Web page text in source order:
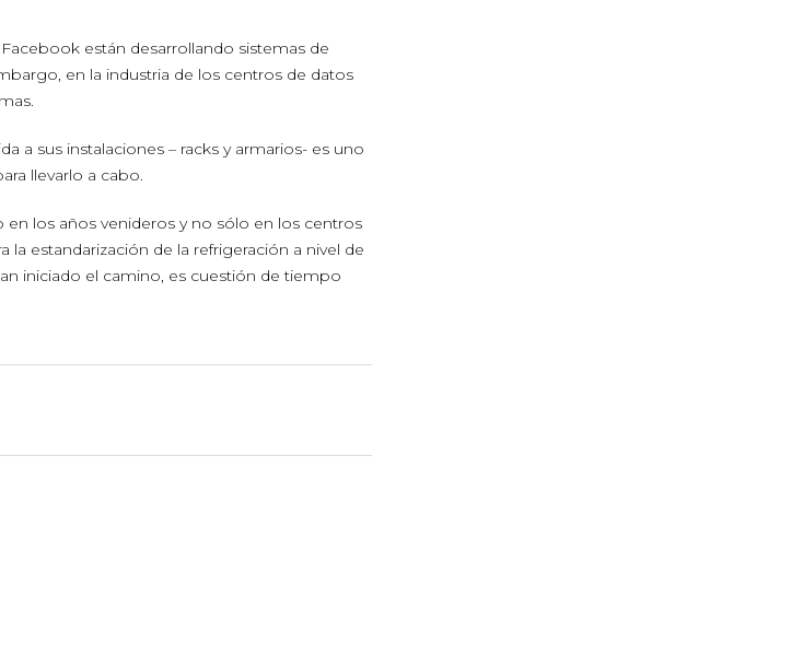
están desarrollando sistemas de
en la industria de los centros de datos
a sus instalaciones – racks y armarios- es uno
llevarlo a cabo.
en los años venideros y no sólo en los centros
estandarización de la refrigeración a nivel de
iniciado el camino, es cuestión de tiempo